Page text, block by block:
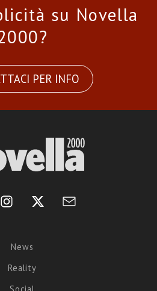
su Novella
PER INFO
News
Reality